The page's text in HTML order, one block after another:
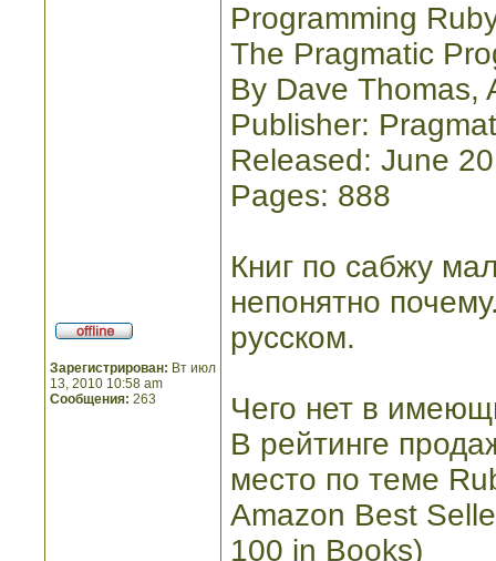
Зарегистрирован: Вт июл
13, 2010 10:58 am
Сообщения: 263
Programming
The Pragmatic
By Dave Thomas,
Publisher:
Released: June
Pages: 888
Книг по сабжу
непонятно
русском.
Чего нет в
В рейтинге
место по теме
Amazon Best
100 in Books)